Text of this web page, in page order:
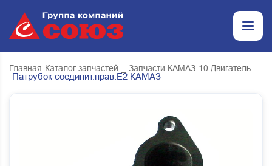
Главная Каталог запчастей _ Запчасти КАМАЗ 10 Двигатель
Патрубок соединит.прав.Е2 КАМАЗ